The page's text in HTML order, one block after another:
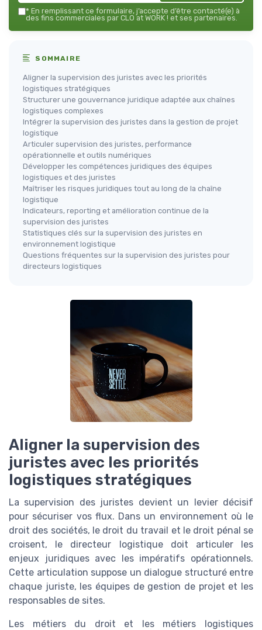
* En remplissant ce formulaire, j’accepte d’être contacté(e) à
des fins commerciales par CLO at WORK ! et ses partenaires.
SOMMAIRE
Aligner la supervision des juristes avec les priorités
logistiques stratégiques
Structurer une gouvernance juridique adaptée aux chaînes
logistiques complexes
Intégrer la supervision des juristes dans la gestion de projet
logistique
Articuler supervision des juristes, performance
opérationnelle et outils numériques
Développer les compétences juridiques des équipes
logistiques et des juristes
Maîtriser les risques juridiques tout au long de la chaîne
logistique
Indicateurs, reporting et amélioration continue de la
supervision des juristes
Statistiques clés sur la supervision des juristes en
environnement logistique
Questions fréquentes sur la supervision des juristes pour
directeurs logistiques
Aligner la supervision des
juristes avec les priorités
logistiques stratégiques
La supervision des juristes devient un levier décisif
pour sécuriser vos flux. Dans un environnement où le
droit des sociétés, le droit du travail et le droit pénal se
croisent, le directeur logistique doit articuler les
enjeux juridiques avec les impératifs opérationnels.
Cette articulation suppose un dialogue structuré entre
chaque juriste, les équipes de gestion de projet et les
responsables de sites.
Les métiers du droit et les métiers logistiques